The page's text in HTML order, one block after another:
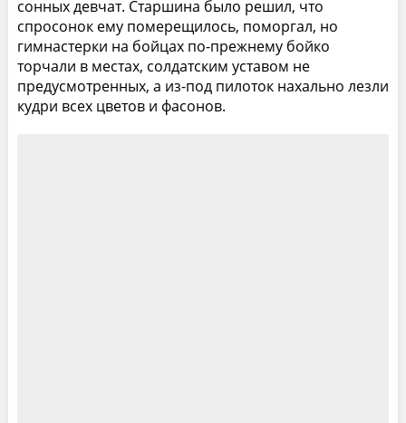
сонных девчат. Старшина было решил, что
спросонок ему померещилось, поморгал, но
гимнастерки на бойцах по-прежнему бойко
торчали в местах, солдатским уставом не
предусмотренных, а из-под пилоток нахально лезли
кудри всех цветов и фасонов.